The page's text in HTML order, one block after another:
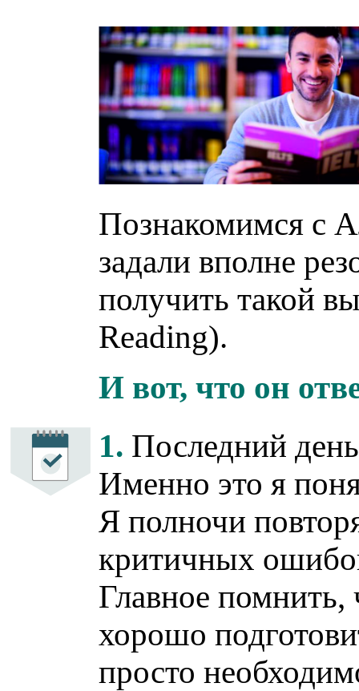
Познакомимся с
задали вполне
получить такой
Reading).
И вот, что он
1. Последний
Именно это я
Я полночи
критичных
Главное помнить,
хорошо
просто